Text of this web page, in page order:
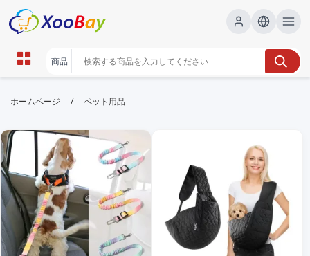
ペット用品 | XOOBAY B2B/B2C
ペット用品, ペットグッズ, ランキング, 購入ガイド, 情
報, wholesale ペット用品, XOOBAY
最新のペット用品ランキングと購入ガイド。選び方のポイントやおすす
め商品を紹介します。
ホームページ / ペット用品